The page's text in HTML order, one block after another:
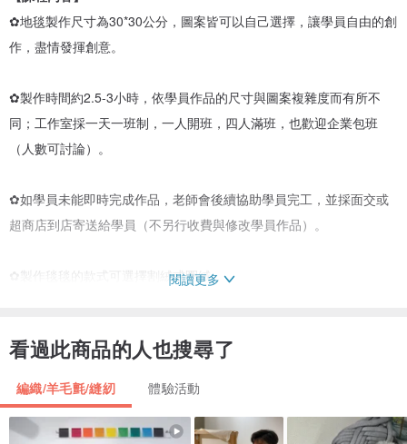
✿地毯製作尺寸為30*30公分，圖案皆可以自己選擇，讓學員自由的創
作，盡情發揮創意。
✿製作時間約2.5-3小時，依學員作品的尺寸與圖案複雜度而有所不
同；工作室採一天一班制，一人開班，四人滿班，也歡迎企業包班
（人數可討論）。
✿如學員未能即時完成作品，老師會後續協助學員完工，並採面交或
超商店到店寄送給學員（不另行收費與修改學員作品）。
✿製作毯毯的款式可選擇割絨或圈絨。
（掛毯會附贈適合作品尺寸的木棍*1，也相對製作方式較為複雜與步
驟較多，老師會協助學員完成）。
閱讀更多
看過此商品的人也搜尋了
編織/羊毛氈/縫紉 體驗活動